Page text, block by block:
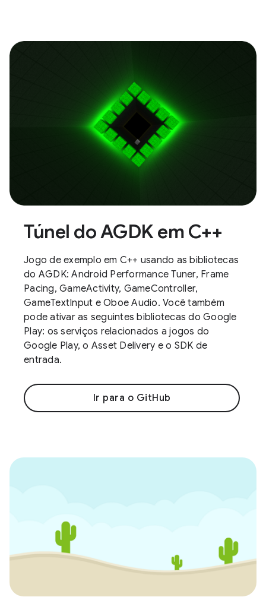
Túnel do AGDK em C++
Jogo de exemplo em C++ usando as bibliotecas
do AGDK: Android Performance Tuner, Frame
Pacing, GameActivity, GameController,
GameTextInput e Oboe Audio. Você também
pode ativar as seguintes bibliotecas do Google
Play: os serviços relacionados a jogos do
Google Play, o Asset Delivery e o SDK de
entrada.
Ir para o GitHub